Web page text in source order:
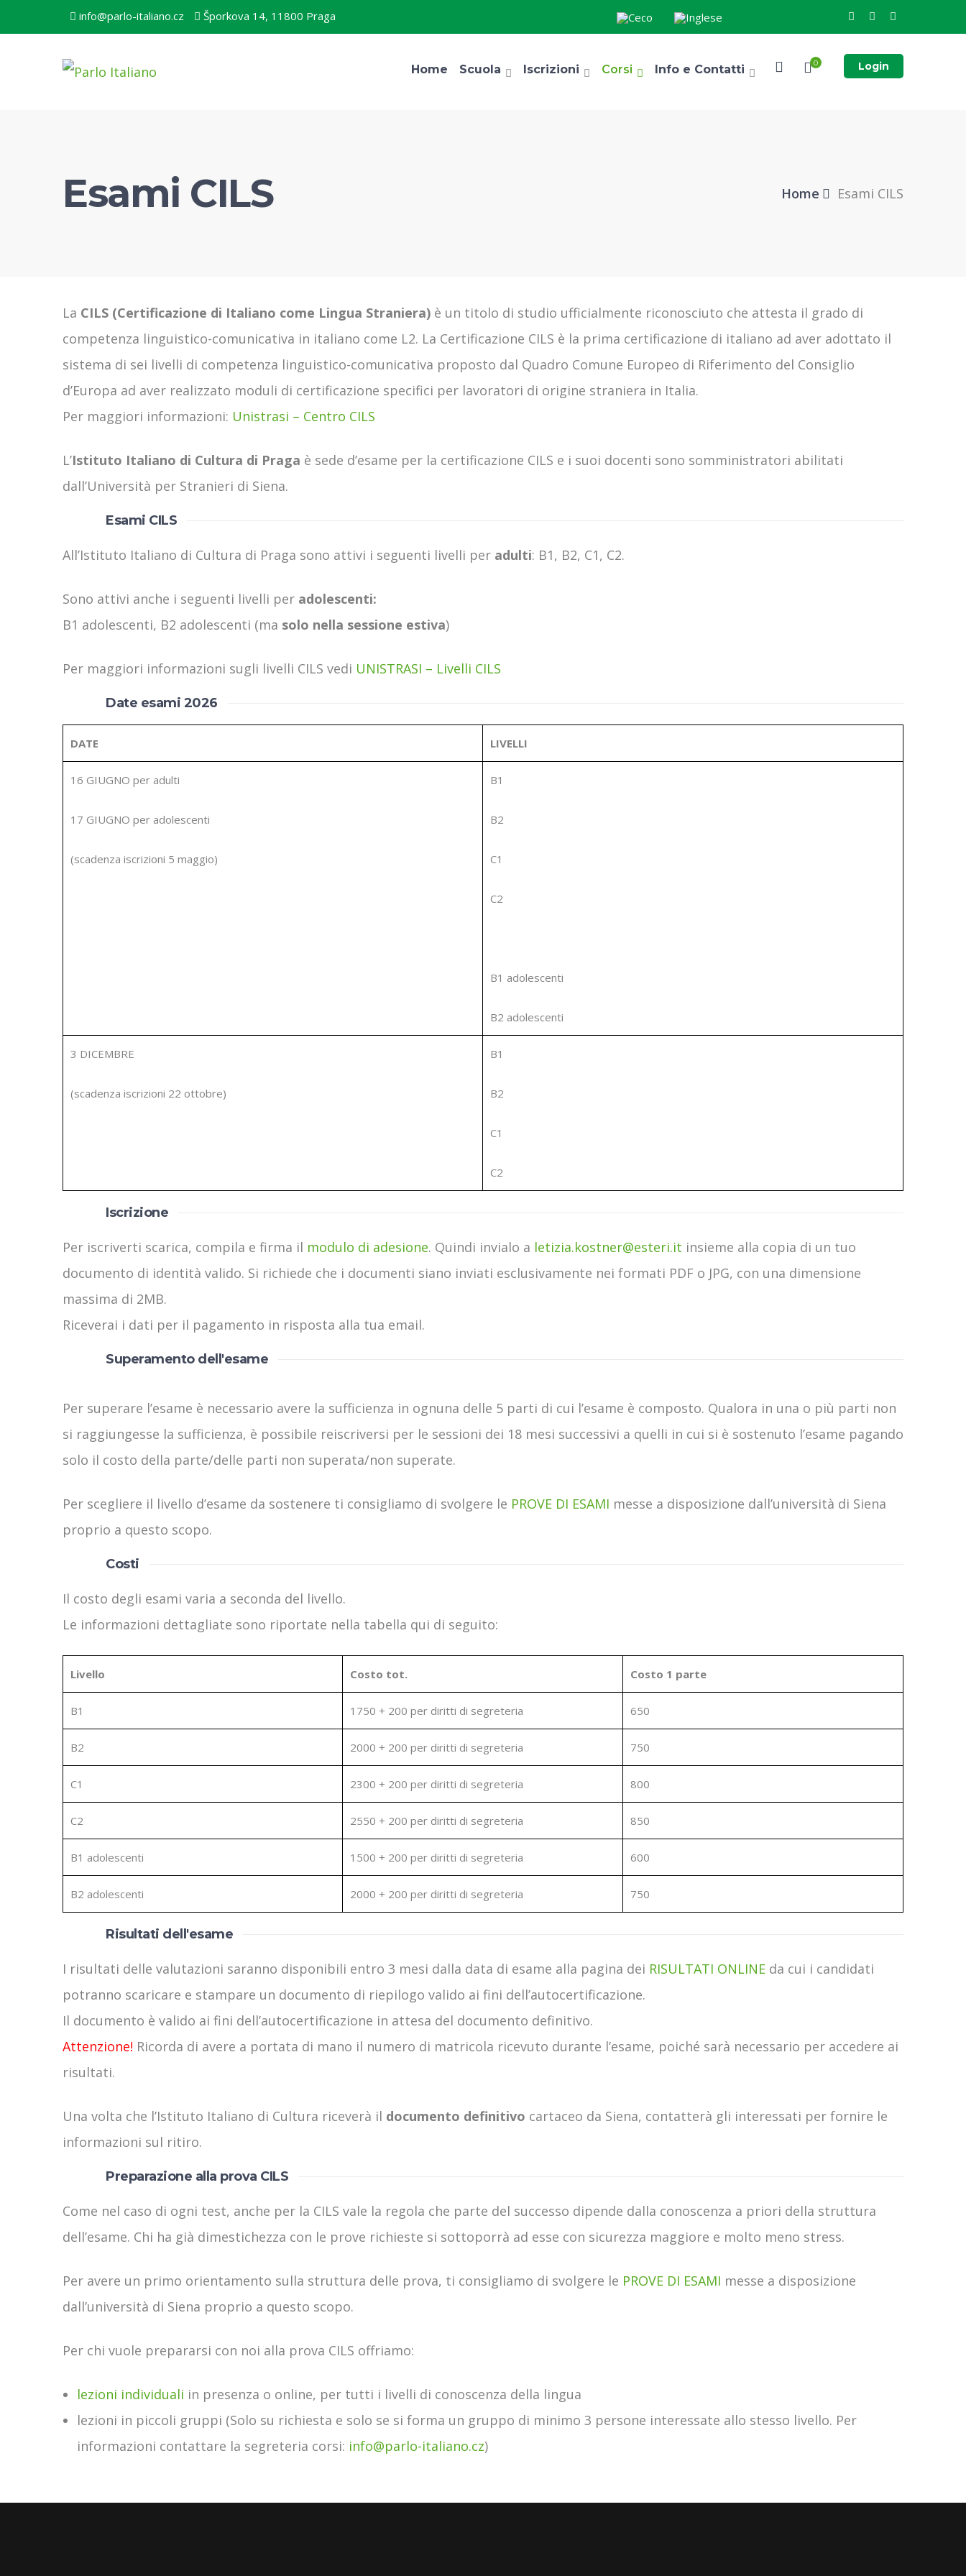
info@parlo-italiano.cz Šporkova 14, 11800 Praga
Login
0
Home Scuola Iscrizioni Corsi Info e Contatti
Esami CILS Home Esami CILS
La CILS (Certificazione di Italiano come Lingua Straniera) è un titolo di studio ufficialmente riconosciuto che attesta il grado di
competenza linguistico-comunicativa in italiano come L2. La Certificazione CILS è la prima certificazione di italiano ad aver adottato il
sistema di sei livelli di competenza linguistico-comunicativa proposto dal Quadro Comune Europeo di Riferimento del Consiglio
d’Europa ad aver realizzato moduli di certificazione specifici per lavoratori di origine straniera in Italia.
Per maggiori informazioni: Unistrasi – Centro CILS
L’Istituto Italiano di Cultura di Praga è sede d’esame per la certificazione CILS e i suoi docenti sono somministratori abilitati
dall’Università per Stranieri di Siena.
Esami CILS
All’Istituto Italiano di Cultura di Praga sono attivi i seguenti livelli per adulti: B1, B2, C1, C2.
Sono attivi anche i seguenti livelli per adolescenti:
B1 adolescenti, B2 adolescenti (ma solo nella sessione estiva)
Per maggiori informazioni sugli livelli CILS vedi UNISTRASI – Livelli CILS
Date esami 2026
DATE LIVELLI
16 GIUGNO per adulti
17 GIUGNO per adolescenti
(scadenza iscrizioni 5 maggio)
B1
B2
C1
C2
B1 adolescenti
B2 adolescenti
3 DICEMBRE
(scadenza iscrizioni 22 ottobre)
B1
B2
C1
C2
Iscrizione
Per iscriverti scarica, compila e firma il modulo di adesione. Quindi invialo a letizia.kostner@esteri.it insieme alla copia di un tuo
documento di identità valido. Si richiede che i documenti siano inviati esclusivamente nei formati PDF o JPG, con una dimensione
massima di 2MB.
Riceverai i dati per il pagamento in risposta alla tua email.
Superamento dell'esame
Per superare l’esame è necessario avere la sufficienza in ognuna delle 5 parti di cui l’esame è composto. Qualora in una o più parti non
si raggiungesse la sufficienza, è possibile reiscriversi per le sessioni dei 18 mesi successivi a quelli in cui si è sostenuto l’esame pagando
solo il costo della parte/delle parti non superata/non superate.
Per scegliere il livello d’esame da sostenere ti consigliamo di svolgere le PROVE DI ESAMI messe a disposizione dall’università di Siena
proprio a questo scopo.
Costi
Il costo degli esami varia a seconda del livello.
Le informazioni dettagliate sono riportate nella tabella qui di seguito:
Livello Costo tot. Costo 1 parte
B1 1750 + 200 per diritti di segreteria 650
B2 2000 + 200 per diritti di segreteria 750
C1 2300 + 200 per diritti di segreteria 800
C2 2550 + 200 per diritti di segreteria 850
B1 adolescenti 1500 + 200 per diritti di segreteria 600
B2 adolescenti 2000 + 200 per diritti di segreteria 750
Risultati dell'esame
I risultati delle valutazioni saranno disponibili entro 3 mesi dalla data di esame alla pagina dei RISULTATI ONLINE da cui i candidati
potranno scaricare e stampare un documento di riepilogo valido ai fini dell’autocertificazione.
Il documento è valido ai fini dell’autocertificazione in attesa del documento definitivo.
Attenzione! Ricorda di avere a portata di mano il numero di matricola ricevuto durante l’esame, poiché sarà necessario per accedere ai
risultati.
Una volta che l’Istituto Italiano di Cultura riceverà il documento definitivo cartaceo da Siena, contatterà gli interessati per fornire le
informazioni sul ritiro.
Preparazione alla prova CILS
Come nel caso di ogni test, anche per la CILS vale la regola che parte del successo dipende dalla conoscenza a priori della struttura
dell’esame. Chi ha già dimestichezza con le prove richieste si sottoporrà ad esse con sicurezza maggiore e molto meno stress.
Per avere un primo orientamento sulla struttura delle prova, ti consigliamo di svolgere le PROVE DI ESAMI messe a disposizione
dall’università di Siena proprio a questo scopo.
Per chi vuole prepararsi con noi alla prova CILS offriamo:
lezioni individuali in presenza o online, per tutti i livelli di conoscenza della lingua
lezioni in piccoli gruppi (Solo su richiesta e solo se si forma un gruppo di minimo 3 persone interessate allo stesso livello. Per
informazioni contattare la segreteria corsi: info@parlo-italiano.cz)